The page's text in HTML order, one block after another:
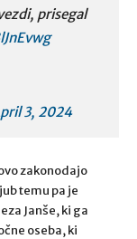
prisegal
3, 2024
zakonodajo
temu pa je
Janše, ki ga
oseba, ki